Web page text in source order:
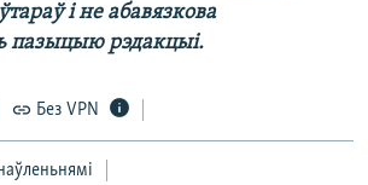
і не абавязкова
пазыцыю рэдакцыі.
Без VPN